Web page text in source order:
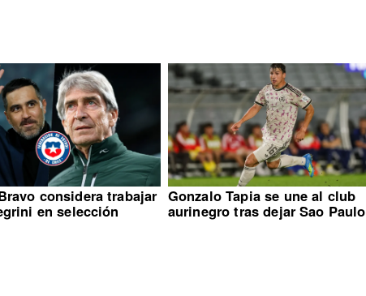
considera trabajar
en selección
Gonzalo Tapia se une al club
aurinegro tras dejar Sao Paulo